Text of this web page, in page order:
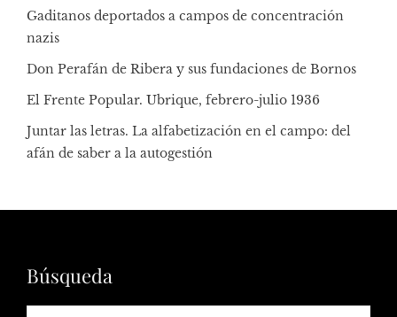
Gaditanos deportados a campos de concentración
nazis
Don Perafán de Ribera y sus fundaciones de Bornos
El Frente Popular. Ubrique, febrero-julio 1936
Juntar las letras. La alfabetización en el campo: del
afán de saber a la autogestión
Búsqueda